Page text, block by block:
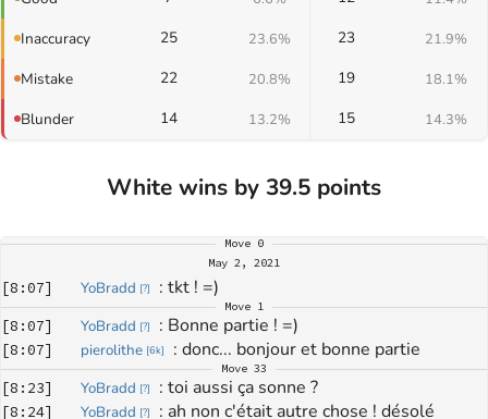
Inaccuracy 25 23.6% 23 21.9%
Mistake 22 20.8% 19 18.1%
Blunder 14 13.2% 15 14.3%
White wins by 39.5 points
Move 0
May 2, 2021
[8:07] YoBradd [?] : tkt ! =)
Move 1
[8:07] YoBradd [?] : Bonne partie ! =)
[8:07] pierolithe [6k] : donc... bonjour et bonne partie
Move 33
[8:23] YoBradd [?] : toi aussi ça sonne ?
[8:24] YoBradd [?] : ah non c'était autre chose ! désolé